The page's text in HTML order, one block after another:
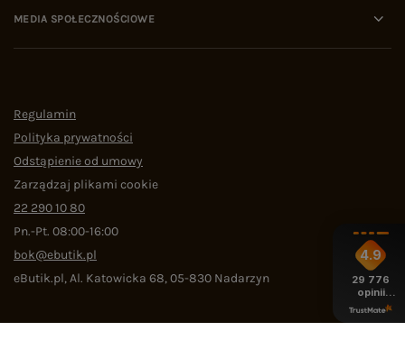
MEDIA SPOŁECZNOŚCIOWE
Regulamin
Polityka prywatności
Odstąpienie od umowy
Zarządzaj plikami cookie
22 290 10 80
Pn.-Pt. 08:00-16:00
bok@ebutik.pl
eButik.pl,Al. Katowicka 68,05-830 Nadarzyn
4.9
29 776
opinii
z całego